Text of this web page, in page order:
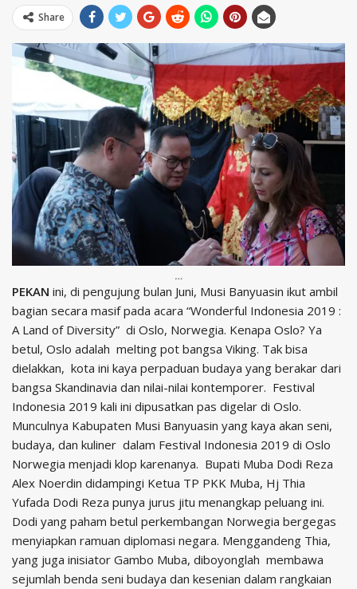
Share
…
PEKAN ini, di pengujung bulan Juni, Musi Banyuasin ikut ambil
bagian secara masif pada acara “Wonderful Indonesia 2019 :
A Land of Diversity” di Oslo, Norwegia. Kenapa Oslo? Ya
betul, Oslo adalah melting pot bangsa Viking. Tak bisa
dielakkan, kota ini kaya perpaduan budaya yang berakar dari
bangsa Skandinavia dan nilai-nilai kontemporer. Festival
Indonesia 2019 kali ini dipusatkan pas digelar di Oslo.
Munculnya Kabupaten Musi Banyuasin yang kaya akan seni,
budaya, dan kuliner dalam Festival Indonesia 2019 di Oslo
Norwegia menjadi klop karenanya. Bupati Muba Dodi Reza
Alex Noerdin didampingi Ketua TP PKK Muba, Hj Thia
Yufada Dodi Reza punya jurus jitu menangkap peluang ini.
Dodi yang paham betul perkembangan Norwegia bergegas
menyiapkan ramuan diplomasi negara. Menggandeng Thia,
yang juga inisiator Gambo Muba, diboyonglah membawa
sejumlah benda seni budaya dan kesenian dalam rangkaian